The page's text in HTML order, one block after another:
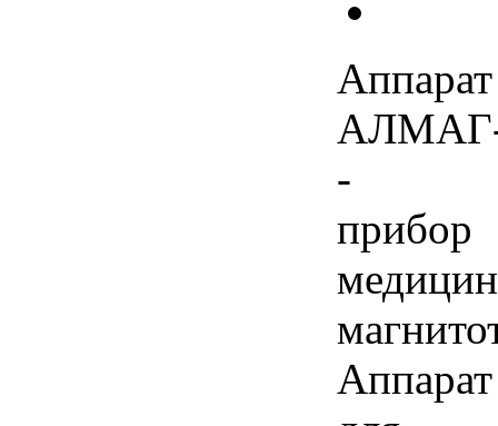
Аппарат
-
прибор
Аппарат